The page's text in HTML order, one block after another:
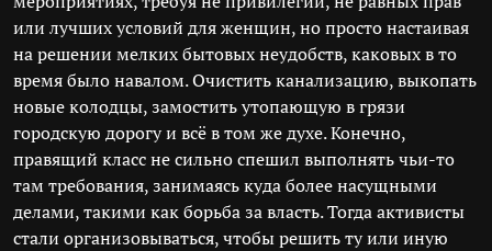
или лучших условий для женщин, но просто настаивая
на решении мелких бытовых неудобств, каковых в то
время было навалом. Очистить канализацию, выкопать
новые колодцы, замостить утопающую в грязи
городскую дорогу и всё в том же духе. Конечно,
правящий класс не сильно спешил выполнять чьи-то
там требования, занимаясь куда более насущными
делами, такими как борьба за власть. Тогда активисты
стали организовываться, чтобы решить ту или иную